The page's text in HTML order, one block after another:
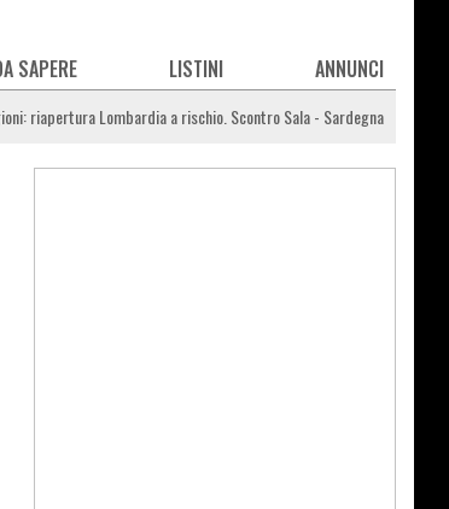
SAPERE LISTINI ANNUNCI
riapertura Lombardia a rischio. Scontro Sala - Sardegna